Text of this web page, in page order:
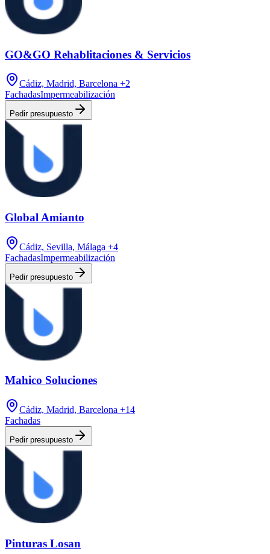
GO&GO Rehablitaciones & Servicios
Cádiz, Madrid, Barcelona +2
FachadasImpermeabilización
Pedir presupuesto
Global Amianto
Cádiz, Sevilla, Málaga +4
FachadasImpermeabilización
Pedir presupuesto
Mahico Soluciones
Cádiz, Madrid, Barcelona +14
Fachadas
Pedir presupuesto
Pinturas Losan